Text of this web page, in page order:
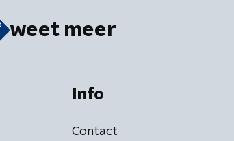
weet meer
Info
Contact